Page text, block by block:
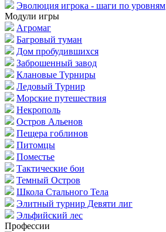
Эволюция игрока - шаги по уровням
Модули игры
Агромаг
Багровый туман
Дом пробудившихся
Заброшенный завод
Клановые Турниры
Ледовый Турнир
Морские путешествия
Некрополь
Остров Альенов
Пещера гоблинов
Питомцы
Поместье
Тактические бои
Темный Остров
Школа Стального Тела
Элитный турнир Девяти лиг
Эльфийский лес
Профессии